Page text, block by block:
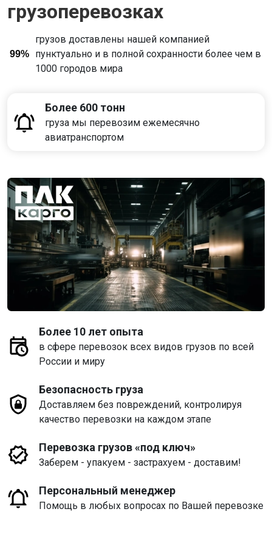
грузоперевозках
99%
грузов доставлены нашей компанией
пунктуально и в полной сохранности более чем в
1000 городов мира
Более 600 тонн
груза мы перевозим ежемесячно
авиатранспортом
Более 10 лет опыта
в сфере перевозок всех видов грузов по всей
России и миру
Безопасность груза
Доставляем без повреждений, контролируя
качество перевозки на каждом этапе
Перевозка грузов «под ключ»
Заберем - упакуем - застрахуем - доставим!
Персональный менеджер
Помощь в любых вопросах по Вашей перевозке